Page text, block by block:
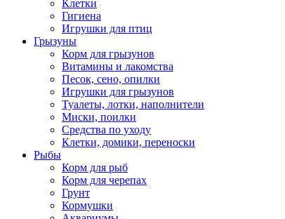
Клетки
Гигиена
Игрушки для птиц
Грызуны
Корм для грызунов
Витамины и лакомства
Песок, сено, опилки
Игрушки для грызунов
Туалеты, лотки, наполнители
Миски, поилки
Средства по уходу
Клетки, домики, переноски
Рыбы
Корм для рыб
Корм для черепах
Грунт
Кормушки